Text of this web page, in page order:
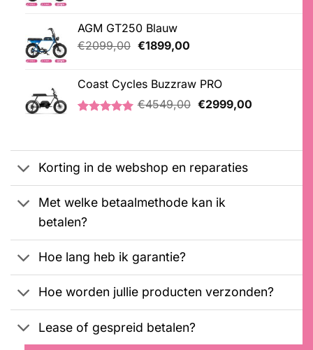
gebaseerd
op
klantbeoordeling
AGM GT250 Blauw
€2099,00 Oorspronkelijke
€2099,00.
€1899,00Huidige
€1899,00.
Coast Cycles Buzzraw PRO
klantbeoordeling
€4549,00 Oorspronkelijke
€2999,00Huidige
Korting in de webshop en reparaties
Met welke betaalmethode kan ik
betalen?
Hoe lang heb ik garantie?
Hoe worden jullie producten verzonden?
Lease of gespreid betalen?